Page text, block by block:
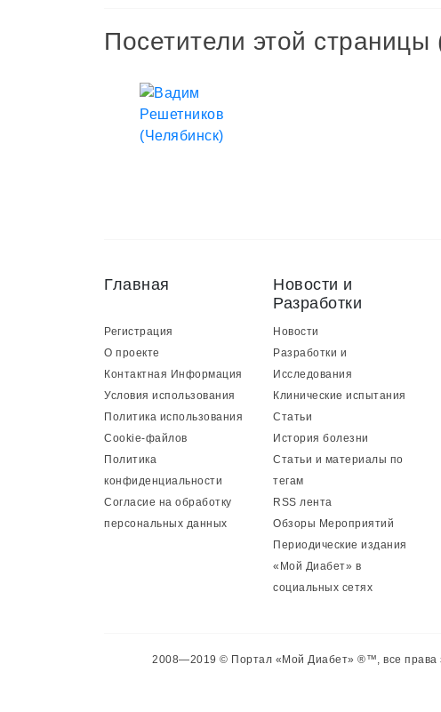
Посетители этой страницы
Главная
Регистрация
О проекте
Контактная Информация
Условия использования
Политика использования
Cookie-файлов
Политика
конфиденциальности
Согласие на обработку
персональных данных
Новости и
Разработки
Новости
Разработки и
Исследования
Клинические испытания
Статьи
История болезни
Статьи и материалы по
тегам
RSS лента
Обзоры Мероприятий
Периодические издания
«Мой Диабет» в
социальных сетях
2008—2019 © Портал «Мой Диабет» ®™, все права